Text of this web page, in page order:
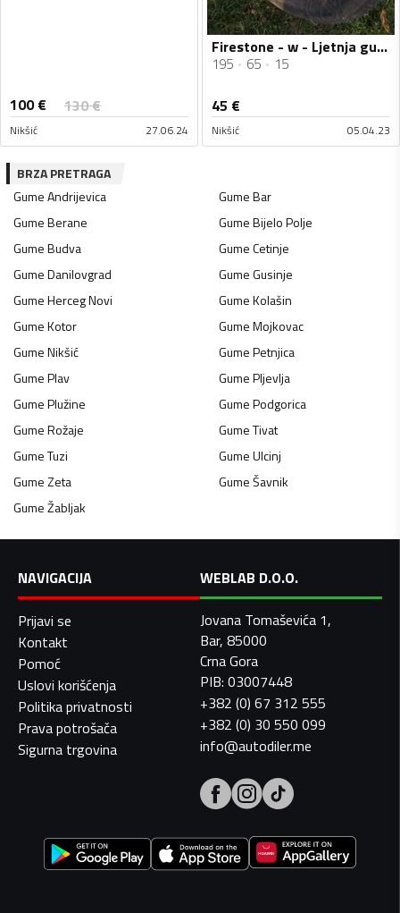
100€ 130€
Nikšić 27.06.24
Firestone - w - Ljetnja guma
195 65 15
45 €
Nikšić 05.04.23
BRZA PRETRAGA
GumeAndrijevica GumeBar
GumeBerane GumeBijelo Polje
GumeBudva GumeCetinje
GumeDanilovgrad GumeGusinje
GumeHerceg Novi GumeKolašin
GumeKotor GumeMojkovac
GumeNikšić GumePetnjica
GumePlav GumePljevlja
GumePlužine GumePodgorica
GumeRožaje GumeTivat
GumeTuzi GumeUlcinj
GumeZeta GumeŠavnik
GumeŽabljak
NAVIGACIJA
Prijavi se
Kontakt
Pomoć
Uslovi korišćenja
Politika privatnosti
Prava potrošača
Sigurna trgovina
WEBLAB D.O.O.
Jovana Tomaševića 1,
Bar, 85000
Crna Gora
PIB: 03007448
+382 (0) 67 312 555
+382 (0) 30 550 099
info@autodiler.me